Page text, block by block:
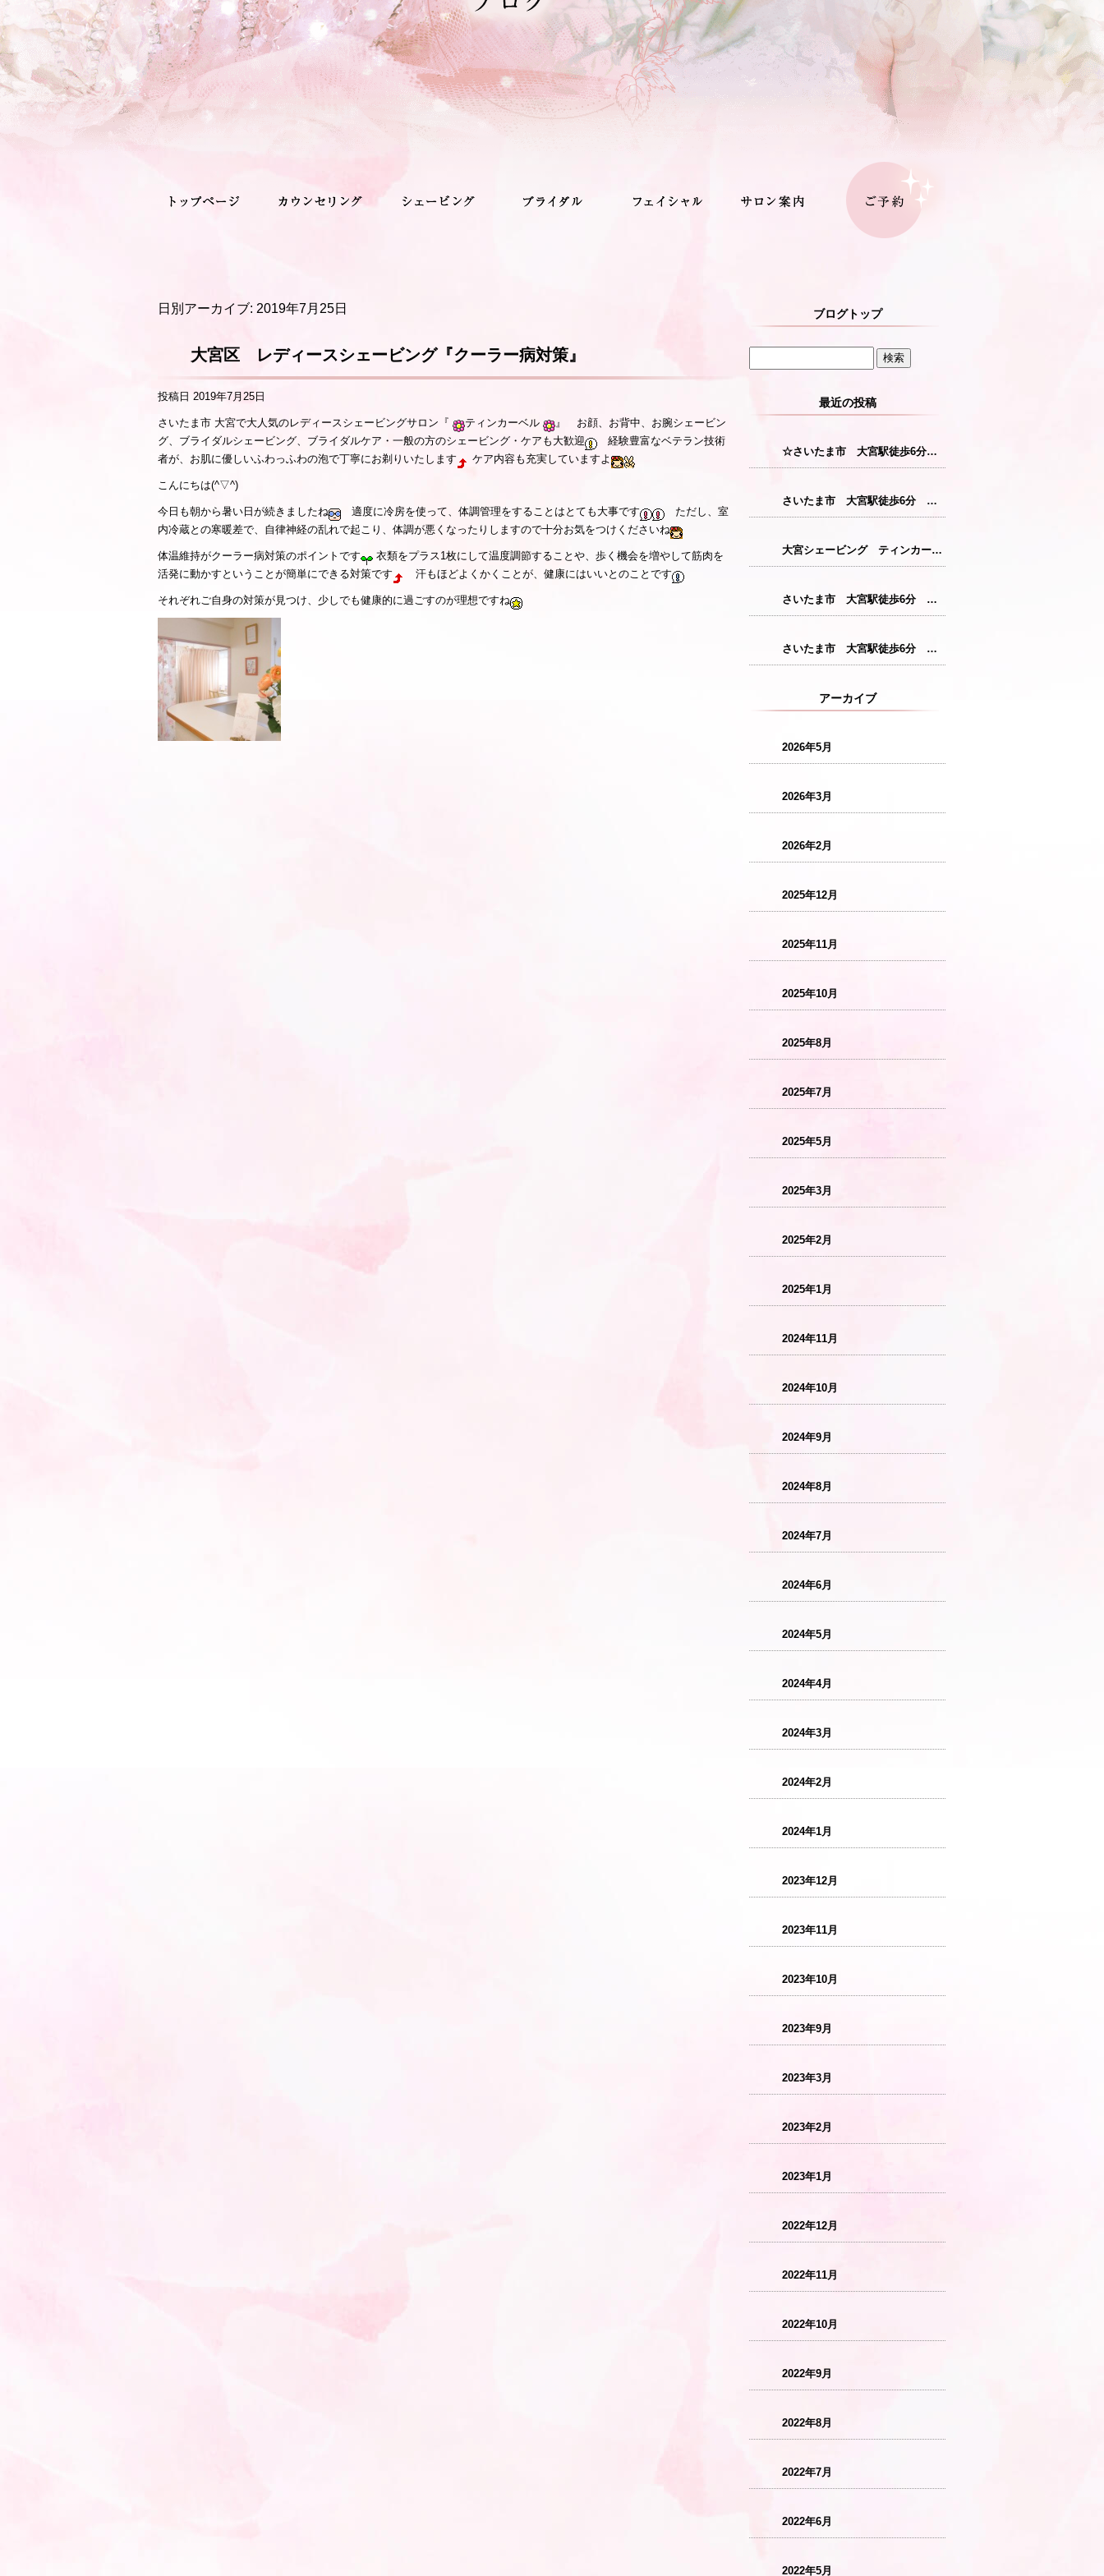
日別アーカイブ: 2019年7月25日
大宮区 レディースシェービング『クーラー病対策』
投稿日 2019年7月25日
さいたま市 大宮で大人気のレディースシェービングサロン『 ティンカーベル
』 お顔、お背中、お腕シェービン
グ、ブライダルシェービング、ブライダルケア・一般の方のシェービング・ケアも大歓迎
経験豊富なベテラン技術
者が、お肌に優しいふわっふわの泡で丁寧にお剃りいたします
ケア内容も充実していますよ
こんにちは(^▽^)
今日も朝から暑い日が続きましたね 適度に冷房を使って、体調管理をすることはとても大事です
ただし、室
内冷蔵との寒暖差で、自律神経の乱れで起こり、体調が悪くなったりしますので十分お気をつけくださいね
体温維持がクーラー病対策のポイントです
衣類をプラス1枚にして温度調節することや、歩く機会を増やして筋肉を
活発に動かすということが簡単にできる対策です
汗もほどよくかくことが、健康にはいいとのことです
それぞれご自身の対策が見つけ、少しでも健康的に過ごすのが理想ですね
ブログトップ
最近の投稿
☆さいたま市 大宮駅徒歩6分 レディースシェービング☆
さいたま市 大宮駅徒歩6分 レディースシェービング『産毛をなくすことで花粉症対策につながります！』
大宮シェービング ティンカーベル『クレンジング』
さいたま市 大宮駅徒歩6分 レディースシェービング『仕上がりが格別のシェービングコース』
さいたま市 大宮駅徒歩6分 レディースシェービング『敏感肌の方にも安心パック』
アーカイブ
2026年5月
2026年3月
2026年2月
2025年12月
2025年11月
2025年10月
2025年8月
2025年7月
2025年5月
2025年3月
2025年2月
2025年1月
2024年11月
2024年10月
2024年9月
2024年8月
2024年7月
2024年6月
2024年5月
2024年4月
2024年3月
2024年2月
2024年1月
2023年12月
2023年11月
2023年10月
2023年9月
2023年3月
2023年2月
2023年1月
2022年12月
2022年11月
2022年10月
2022年9月
2022年8月
2022年7月
2022年6月
2022年5月